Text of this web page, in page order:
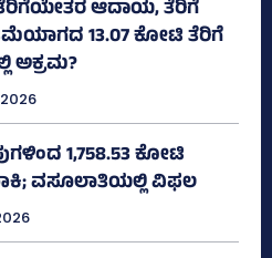
ತೆರಿಗೆಯೇತರ ಆದಾಯ, ತೆರಿಗೆ
13.07 ಕೋಟಿ ತೆರಿಗೆ
ಅಕ್ರಮ?
1,758.53 ಕೋಟಿ
ವಸೂಲಾತಿಯಲ್ಲಿ ವಿಫಲ